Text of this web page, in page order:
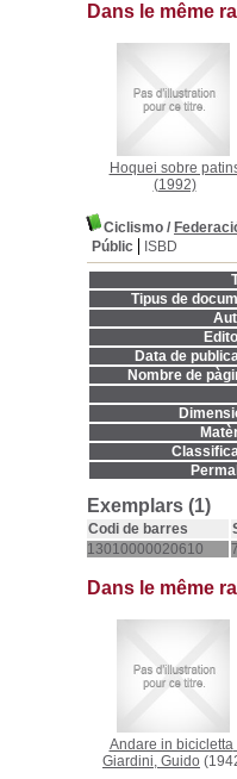
Dans le même
Hoquei sobre
(1992)
Ciclismo /
Públic
ISBD
Tipus de
Data de
Nombre de
Exemplars (1)
Codi de barres
13010000020610
Dans le même
Andare in bicicletta
Giardini, Guido